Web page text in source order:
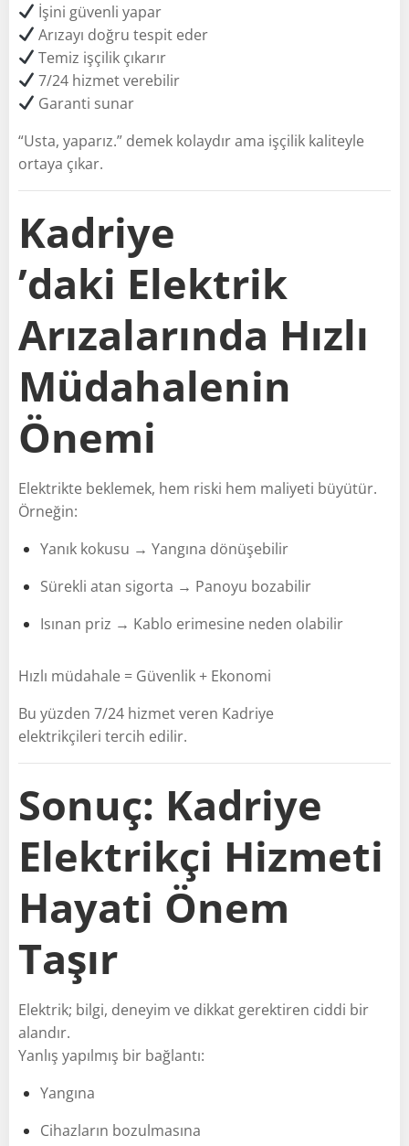
İşini güvenli yapar
Arızayı doğru tespit eder
Temiz işçilik çıkarır
7/24 hizmet verebilir
Garanti sunar
“Usta, yaparız.” demek kolaydır ama işçilik kaliteyle
ortaya çıkar.
Kadriye
’daki Elektrik
Arızalarında Hızlı
Müdahalenin
Önemi
Elektrikte beklemek, hem riski hem maliyeti büyütür.
Örneğin:
Yanık kokusu → Yangına dönüşebilir
Sürekli atan sigorta → Panoyu bozabilir
Isınan priz → Kablo erimesine neden olabilir
Hızlı müdahale = Güvenlik + Ekonomi
Bu yüzden 7/24 hizmet veren Kadriye
elektrikçileri tercih edilir.
Sonuç: Kadriye
Elektrikçi Hizmeti
Hayati Önem
Taşır
Elektrik; bilgi, deneyim ve dikkat gerektiren ciddi bir
alandır.
Yanlış yapılmış bir bağlantı:
Yangına
Cihazların bozulmasına